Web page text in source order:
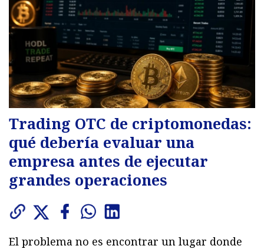
Trading OTC de criptomonedas:
qué debería evaluar una
empresa antes de ejecutar
grandes operaciones
El problema no es encontrar un lugar donde